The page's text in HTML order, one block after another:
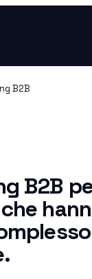
B2B
B2B